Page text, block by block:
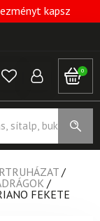
kapsz
0
/
/
FEKETE